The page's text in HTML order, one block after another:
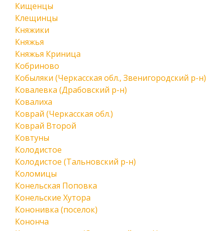
Кищенцы
Клещинцы
Княжики
Княжья
Княжья Криница
Кобриново
Кобыляки (Черкасская обл., Звенигородский р-н)
Ковалевка (Драбовский р-н)
Ковалиха
Коврай (Черкасская обл.)
Коврай Второй
Ковтуны
Колодистое
Колодистое (Тальновский р-н)
Коломицы
Конельская Поповка
Конельские Хутора
Кононивка (поселок)
Кононча